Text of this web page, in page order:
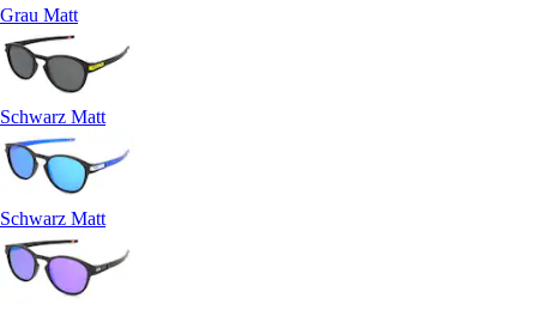
Grau Matt
Schwarz Matt
Schwarz Matt